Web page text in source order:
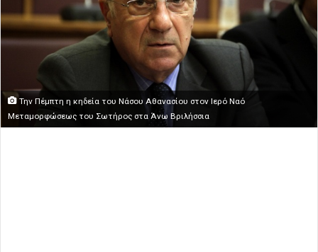
Την Πέμπτη η κηδεία του Νάσου Αθανασίου στον Ιερό Ναό
Μεταμορφώσεως του Σωτήρος στα Άνω Βριλήσσια